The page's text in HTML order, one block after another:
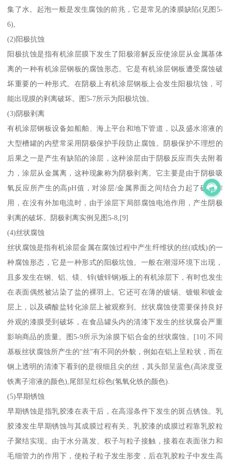
集了水。起泡一般是发生腐蚀的前兆，它是常见的漆膜缺陷(见图5-
6),
(2)阳极抗蚀
阳极抗蚀是指有机涂层膜下发生了阳极溶解反应使涂层从金属基体
离的一种有机涂层钢板的腐蚀形态。它是有机涂层钢板遭受腐蚀破
坏重要的一种形式。在阴极上有机涂层钢板上会发生阳极坑蚀，可
能出现膜的剥离破坏。图5-7所示为阳极坑蚀。
(3)阴极剥离
有机涂层钢板设备如船舶、海上平台和地下管道，以及盛水溶液的
大型槽罐的内壁常采用阴极保护手段防止腐蚀。阴极保护不理想的
后果之一是产生有缺陷的涂层，这种涂层由于阴极反应而失去附着
力，涂层从金属离，这种现象称为阴极剥离。它主要是由于阴极吸
氧反应所产生的高pH值，对涂层/金属界面之间结合力起了破坏作
用，在没有外加电流时，由于涂层下局部腐蚀电池作用，产生阴极
剥离的破坏。阴极剥离实例见图5-8,[9]
(4)丝状腐蚀
丝状腐蚀是指有机涂层金属在腐蚀过程中产生纤维状的丝(或线)的一
种腐蚀形态，它是一种形式的阳极坑蚀。一般在潮湿环境下出现，
且多发生在钢、铝、镁、锌(镀锌钢)板上的有机涂层下，有时也发生
在表面偶然被沾染了盐的裸羽上。它还可在薄的镀锡、镀银和镀金
层上，以及磷酸盐转化涂层上被观察到。丝状腐蚀使需要保持良好
外观的漆膜受到破坏，在食品罐头内的清漆下发生的丝状腐会严重
影响商品的质量。图5-9所示为涂膜下铝合金的丝状腐蚀。[10].不同
基板丝状腐蚀所产生的“丝”有不同的外貌，例如在铝上呈粒状，而在
钢上透明的清漆下看到的是很细且尖的丝，其头部呈蓝色(高浓度亚
铁离子溶液的颜色),尾部呈红棕色(氢氧化铁的颜色).
(5)早期锈蚀
早期锈蚀是指乳胶漆在表干后，在高湿条件下发生的斑点锈蚀。乳
胶漆发生早期锈蚀与其成膜过程有关。乳胶漆的成膜过程靠乳胶粒
子聚结实现。由于水分蒸发、权子与粒子接触，接着在表面张力和
毛细管力的作用下，使粒子粒子发生形变，后在乳胶粒子中发生高